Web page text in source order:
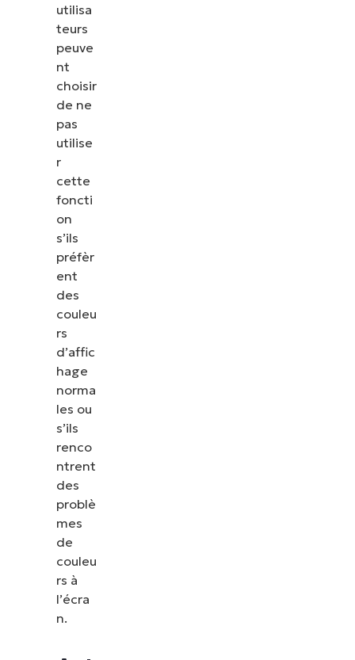
utilisa
teurs
peuve
nt
choisir
de ne
pas
utilise
r
cette
foncti
on
s’ils
préfèr
ent
des
couleu
rs
d’affic
hage
norma
les ou
s’ils
renco
ntrent
des
problè
mes
de
couleu
rs à
l’écra
n.
Voir NinjaOne en action
Parcourez nos démonstrations à la demande pour